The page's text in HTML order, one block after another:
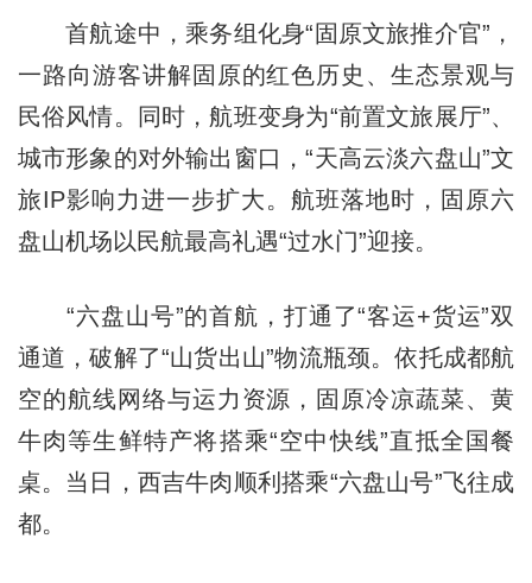
首航途中，乘务组化身“固原文旅推介官”，
一路向游客讲解固原的红色历史、生态景观与
民俗风情。同时，航班变身为“前置文旅展厅”、
城市形象的对外输出窗口，“天高云淡六盘山”文
旅IP影响力进一步扩大。航班落地时，固原六
盘山机场以民航最高礼遇“过水门”迎接。
“六盘山号”的首航，打通了“客运+货运”双
通道，破解了“山货出山”物流瓶颈。依托成都航
空的航线网络与运力资源，固原冷凉蔬菜、黄
牛肉等生鲜特产将搭乘“空中快线”直抵全国餐
桌。当日，西吉牛肉顺利搭乘“六盘山号”飞往成
都。